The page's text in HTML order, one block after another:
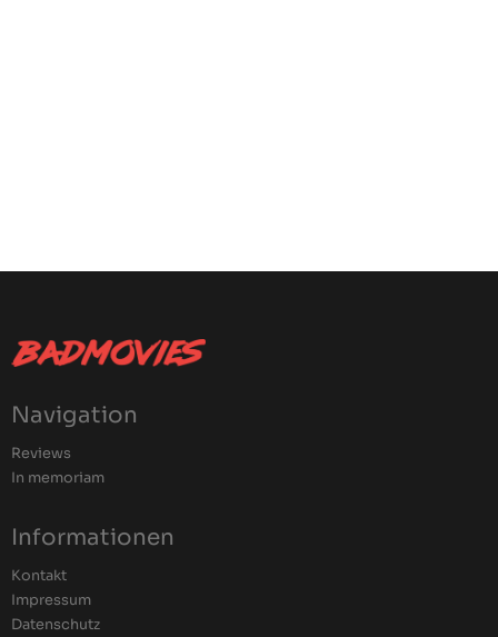
Navigation
Reviews
In memoriam
Informationen
Kontakt
Impressum
Datenschutz